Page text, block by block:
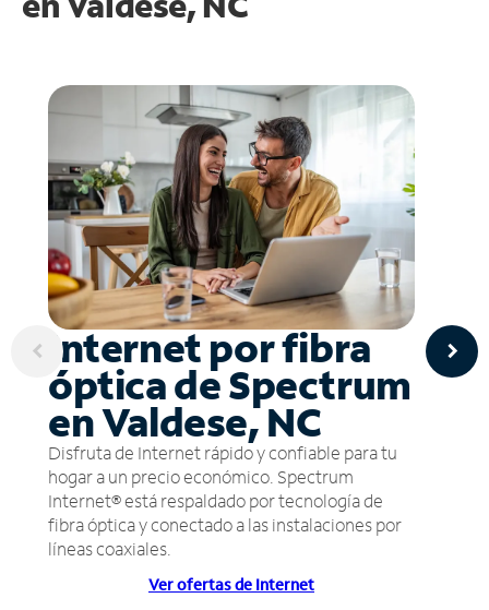
Internet por fibra
óptica de Spectrum
en Valdese, NC
Disfruta de Internet rápido y confiable para tu
hogar a un precio económico. Spectrum
Internet® está respaldado por tecnología de
fibra óptica y conectado a las instalaciones por
líneas coaxiales.
Ver ofertas de Internet